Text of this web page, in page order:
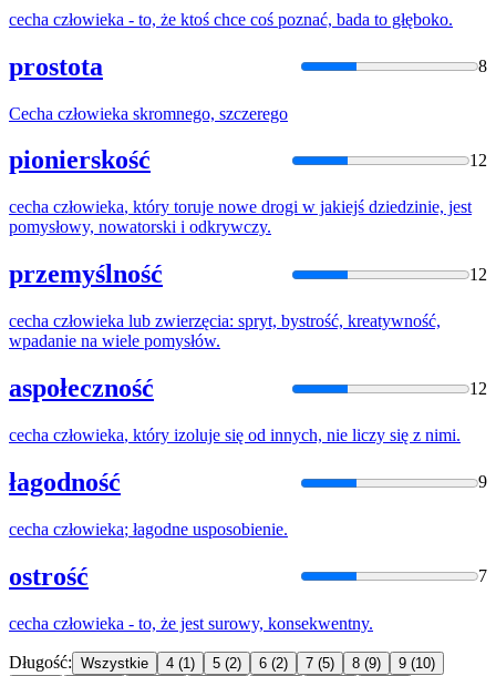
cecha człowieka - to, że ktoś chce coś poznać, bada to głęboko.
prostota 8
Cecha człowieka skromnego, szczerego
pionierskość 12
cecha człowieka, który toruje nowe drogi w jakiejś dziedzinie, jest
pomysłowy, nowatorski i odkrywczy.
przemyślność 12
cecha człowieka lub zwierzęcia: spryt, bystrość, kreatywność,
wpadanie na wiele pomysłów.
aspołeczność 12
cecha człowieka, który izoluje się od innych, nie liczy się z nimi.
łagodność 9
cecha człowieka; łagodne usposobienie.
ostrość 7
cecha człowieka - to, że jest surowy, konsekwentny.
Długość: Wszystkie 4 (1) 5 (2) 6 (2) 7 (5) 8 (9) 9 (10)